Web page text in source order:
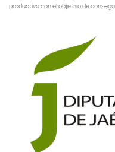
productivo con el objetivo de